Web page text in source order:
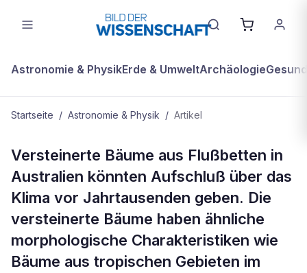
Astronomie & PhysikErde & UmweltArchäologie
Startseite / Astronomie & Physik / Artikel
Mit Fluten ist zu rechnen:
Versteinerte Bäume geben Auskunft
über das australische Klima vor 245
Millionen Jahren
Versteinerte Bäume aus Flußbetten in
Australien könnten Aufschluß über das
Klima vor Jahrtausenden geben. Die
versteinerte Bäume haben ähnliche
morphologische Charakteristiken wie
Bäume aus tropischen Gebieten im